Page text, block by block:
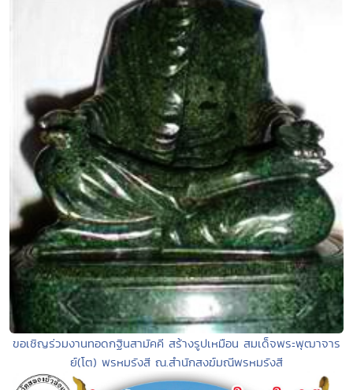
ขอเชิญร่วมงานทอดกฐินสามัคคี สร้างรูปเหมือน สมเด็จพระพุฒาจาร
ย์(โต) พรหมรังสี ณ.สำนักสงฆ์มณีพรหมรังสี